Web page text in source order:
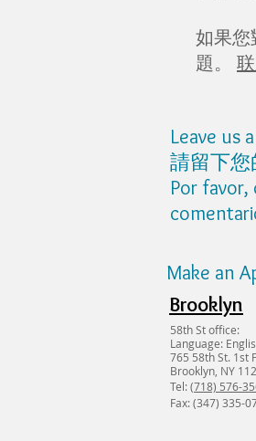
如果您
題。
Leave us
請留下您
Por favor,
Make an
Brooklyn
58th St office:
Language:
765 58th St. 1st
Brooklyn, NY
Tel:(718) 576-
Fax: (347) 335-